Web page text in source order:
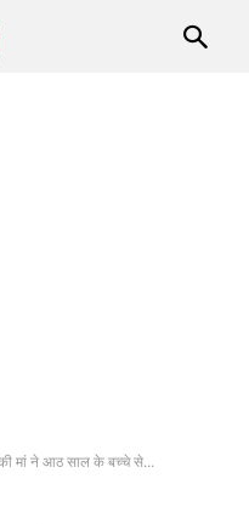
की मां ने आठ साल के बच्चे से...